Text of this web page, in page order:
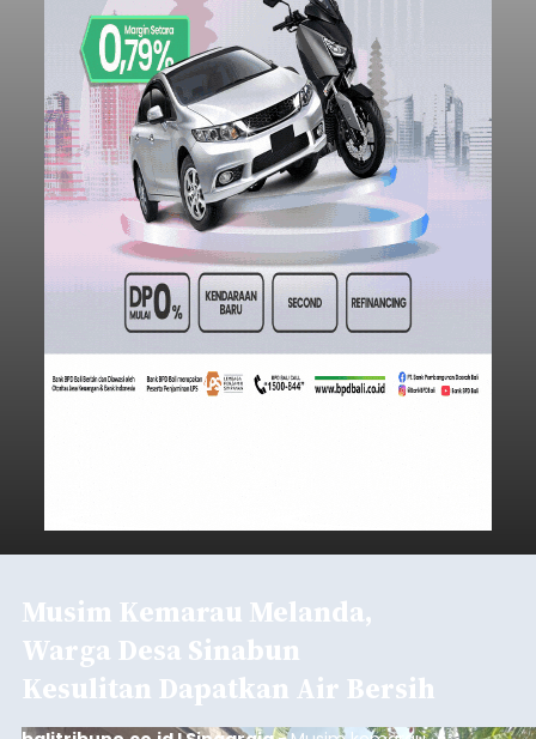
Musim Kemarau Melanda,
Warga Desa Sinabun
Kesulitan Dapatkan Air Bersih